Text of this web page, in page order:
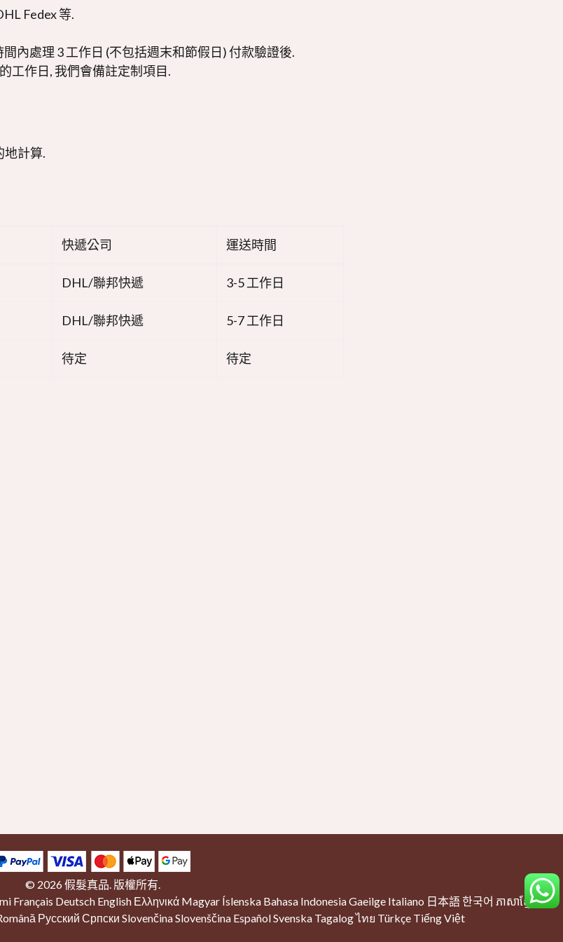
Fedex 等.
內處理 3 工作日 (不包括週末和節假日) 付款驗證後.
工作日, 我們會備註定制項目.
地計算.
快遞公司 運送時間
DHL/聯邦快遞 3-5 工作日
DHL/聯邦快遞 5-7 工作日
待定 待定
© 2026假髮真品. 版權所有.
Français Deutsch English Ελληνικά Magyar Íslenska Bahasa IndonesiaGaeilge Italiano 日本語한국어 ភាសាខ្មែរ
Русский Српски SlovenčinaSlovenščina EspañolSvenska Tagalogไทย Türkçe Tiếng Việt